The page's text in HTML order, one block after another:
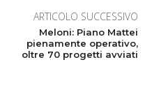
ARTICOLO SUCCESSIVO
Meloni: Piano Mattei
pienamente operativo,
oltre 70 progetti avviati